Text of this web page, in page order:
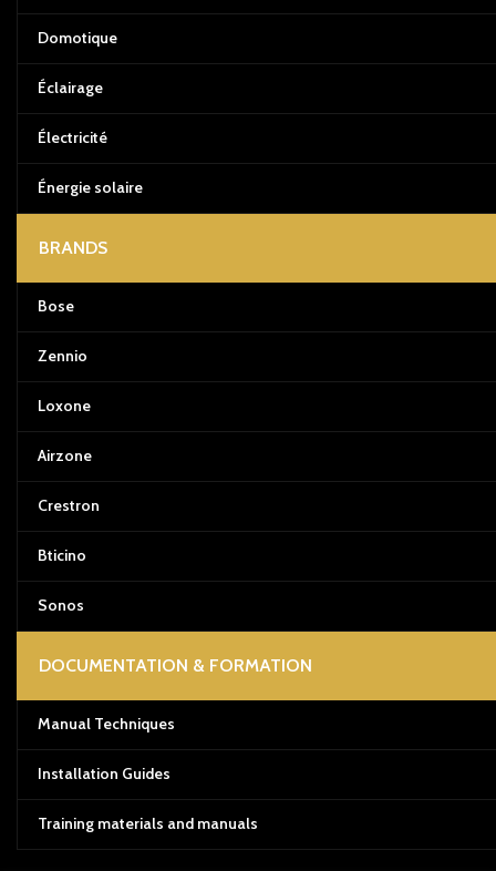
Domotique
Éclairage
Électricité
Énergie solaire
BRANDS
Bose
Zennio
Loxone
Airzone
Crestron
Bticino
Sonos
DOCUMENTATION & FORMATION
Manual Techniques
Installation Guides
Training materials and manuals